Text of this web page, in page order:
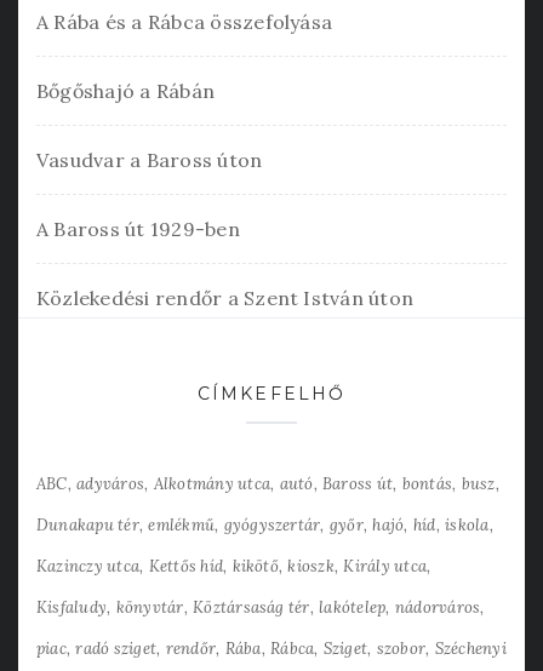
A Rába és a Rábca összefolyása
Bőgőshajó a Rábán
Vasudvar a Baross úton
A Baross út 1929-ben
Közlekedési rendőr a Szent István úton
CÍMKEFELHŐ
ABC adyváros Alkotmány utca autó Baross út bontás busz
Dunakapu tér emlékmű gyógyszertár győr hajó híd iskola
Kazinczy utca Kettős híd kikötő kioszk Király utca
Kisfaludy könyvtár Köztársaság tér lakótelep nádorváros
piac radó sziget rendőr Rába Rábca Sziget szobor Széchenyi